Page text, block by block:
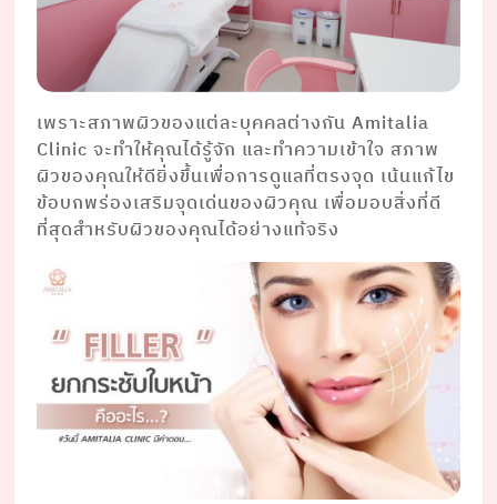
เพราะสภาพผิวของแต่ละบุคคลต่างกัน Amitalia
Clinic จะทำให้คุณได้รู้จัก และทำความเข้าใจ สภาพ
ผิวของคุณให้ดียิ่งขึ้นเพื่อการดูแลที่ตรงจุด เน้นแก้ไข
ข้อบกพร่องเสริมจุดเด่นของผิวคุณ เพื่อมอบสิ่งที่ดี
ที่สุดสำหรับผิวของคุณได้อย่างแท้จริง